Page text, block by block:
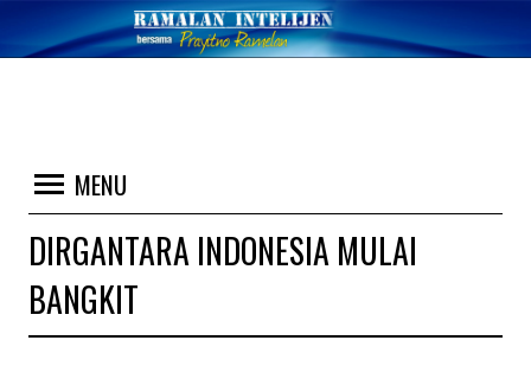
MENU
DIRGANTARA INDONESIA MULAI
BANGKIT